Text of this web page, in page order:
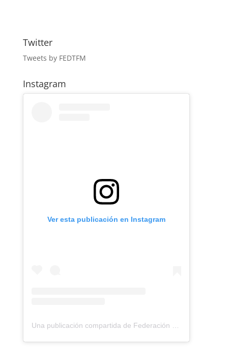
Twitter
Tweets by FEDTFM
Instagram
Ver esta publicación en Instagram
Una publicación compartida de Federación Montañismo Tenerife (@federacion_montanismo_tenerife)